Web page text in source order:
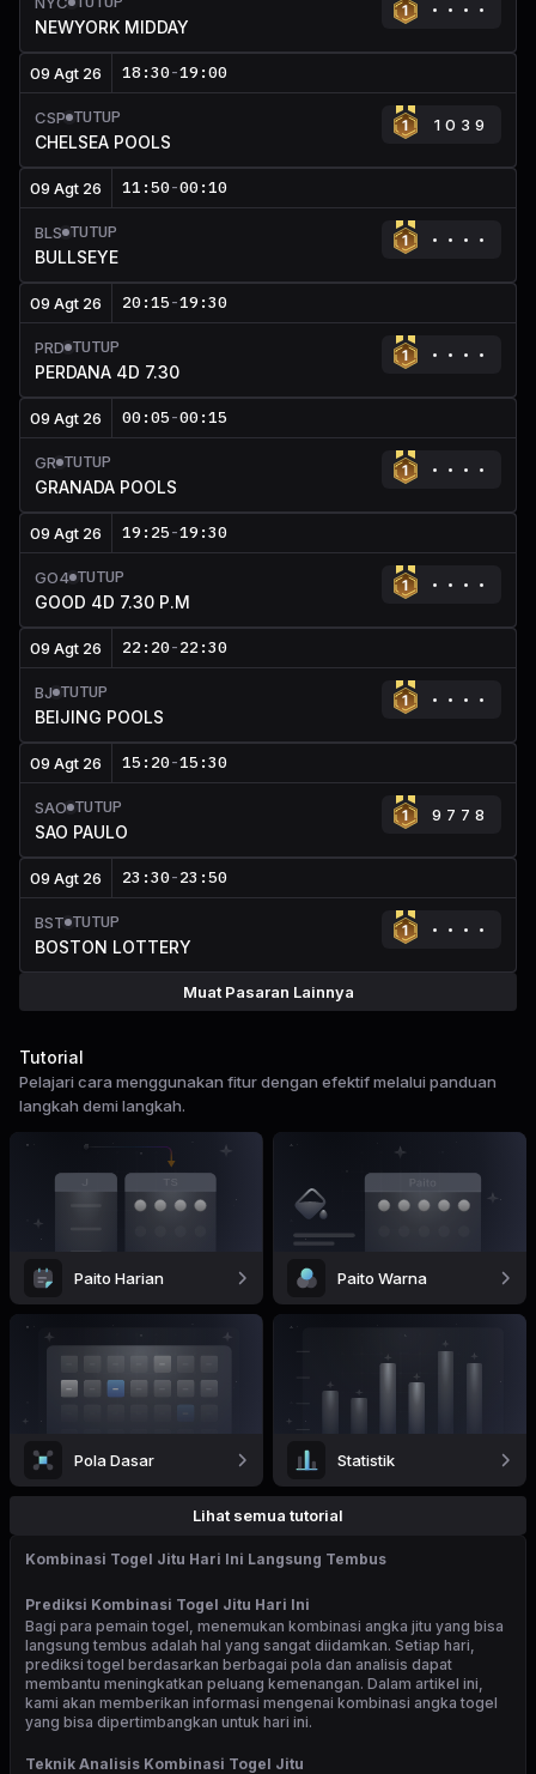
NEWYORK MIDDAY
09 Agt 26 18:30-19:00
CSP TUTUP
CHELSEA POOLS
1039
09 Agt 26 11:50-00:10
BLS TUTUP
BULLSEYE
09 Agt 26 20:15-19:30
PRD TUTUP
PERDANA 4D 7.30
09 Agt 26 00:05-00:15
GR TUTUP
GRANADA POOLS
09 Agt 26 19:25-19:30
GO4 TUTUP
GOOD 4D 7.30 P.M
09 Agt 26 22:20-22:30
BJ TUTUP
BEIJING POOLS
09 Agt 26 15:20-15:30
SAO TUTUP
SAO PAULO
9778
09 Agt 26 23:30-23:50
BST TUTUP
BOSTON LOTTERY
Muat Pasaran Lainnya
Tutorial
Pelajari cara menggunakan fitur dengan efektif melalui panduan
langkah demi langkah.
Paito Harian Paito Warna
Pola Dasar Statistik
Lihat semua tutorial
Kombinasi Togel Jitu Hari Ini Langsung Tembus
Prediksi Kombinasi Togel Jitu Hari Ini
Bagi para pemain togel, menemukan kombinasi angka jitu yang bisa
langsung tembus adalah hal yang sangat diidamkan. Setiap hari,
prediksi togel berdasarkan berbagai pola dan analisis dapat
membantu meningkatkan peluang kemenangan. Dalam artikel ini,
kami akan memberikan informasi mengenai kombinasi angka togel
yang bisa dipertimbangkan untuk hari ini.
Teknik Analisis Kombinasi Togel Jitu